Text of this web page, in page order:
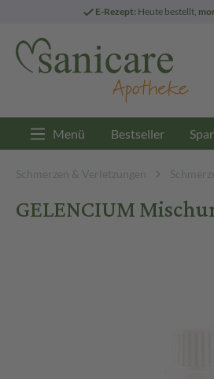
E-Rezept: Heute bestellt,
Menü Bestseller
Schmerzen & Verletzungen
GELENCIUM